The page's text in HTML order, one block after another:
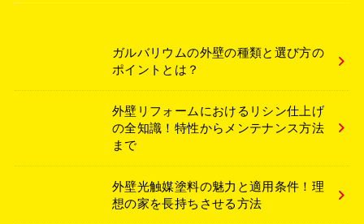
ガルバリウムの外壁の種類と選び方の
ポイントとは？
外壁リフォームにおけるリシン仕上げ
の全知識！特性からメンテナンス方法
まで
外壁光触媒塗料の魅力と適用条件！理
想の家を長持ちさせる方法